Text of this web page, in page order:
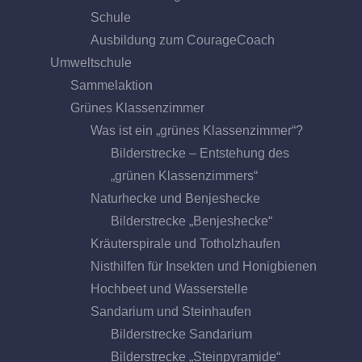
Schule
Ausbildung zum CourageCoach
Umweltschule
Sammelaktion
Grünes Klassenzimmer
Was ist ein „grünes Klassenzimmer“?
Bilderstrecke – Entstehung des
„grünen Klassenzimmers“
Naturhecke und Benjeshecke
Bilderstrecke „Benjeshecke“
Kräuterspirale und Totholzhaufen
Nisthilfen für Insekten und Honigbienen
Hochbeet und Wasserstelle
Sandarium und Steinhaufen
Bilderstrecke Sandarium
Bilderstrecke „Steinpyramide“